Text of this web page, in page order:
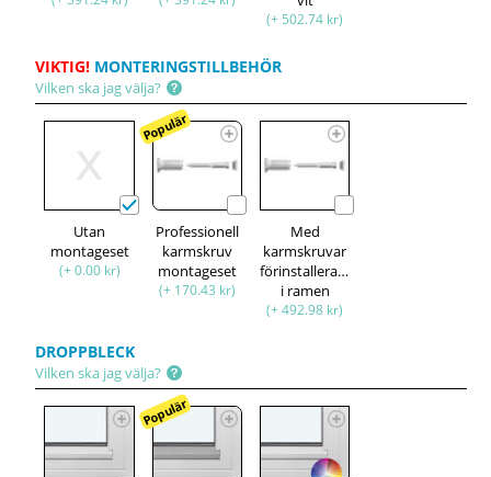
(+ 502.74 kr)
VIKTIG! MONTERINGSTILLBEHÖR
Vilken ska jag välja?
Utan
montageset
(+ 0.00 kr)
Populär
Professionell
karmskruv
montageset
(+ 170.43 kr)
Med
karmskruvar
förinstallerade
i ramen
(+ 492.98 kr)
DROPPBLECK
Vilken ska jag välja?
Populär